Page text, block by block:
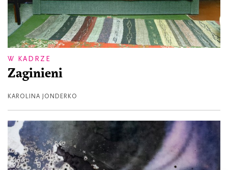
W KADRZE
Zaginieni
KAROLINA JONDERKO